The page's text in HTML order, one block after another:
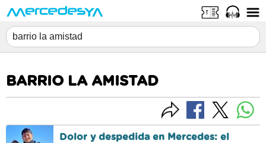
BARRIO LA AMISTAD
Dolor y despedida en Mercedes: el